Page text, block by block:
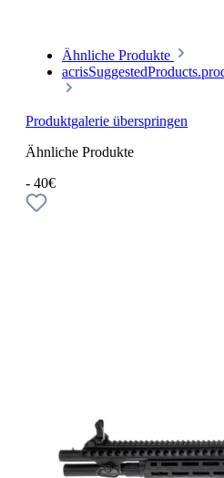
Ähnliche Produkte
Produktgalerie überspringen
Ähnliche Produkte
- 40€